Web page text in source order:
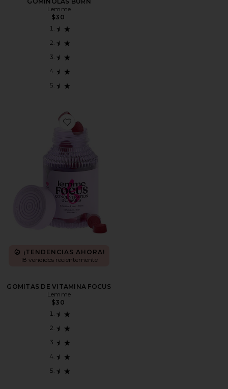
Lemme
$30
Favorite GOMITAS DE VITAMINA FOCUS
¡TENDENCIAS AHORA!
18 vendidos recientemente
GOMITAS DE VITAMINA FOCUS
Lemme
$30